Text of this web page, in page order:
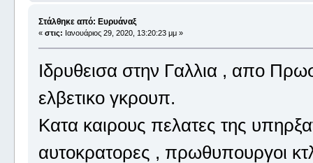
Στάλθηκε από: Ευρυάναξ
« στις: Ιανουάριος 29, 2020, 13:20:23 μμ »
Ιδρυθεισα στην Γαλλια , απο
ελβετικο γκρουπ.
Κατα καιρους πελατες της
αυτοκρατορες , πρωθυπουργοι